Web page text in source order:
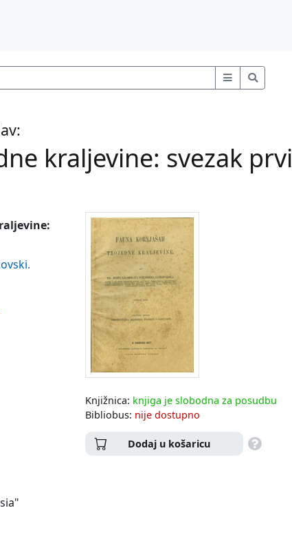
kraljevine: svezak prvi
Knjižnica: knjiga je slobodna za posudbu
Bibliobus: nije dostupno
Dodaj u košaricu